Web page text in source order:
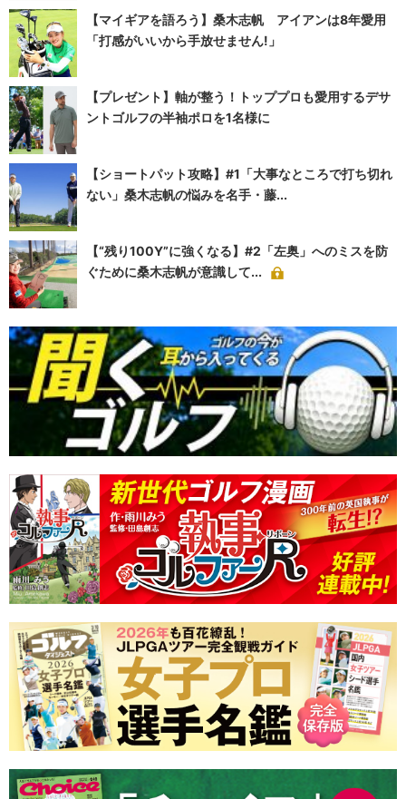
【マイギアを語ろう】桑木志帆 アイアンは8年愛用
「打感がいいから手放せません!」
【プレゼント】軸が整う！トッププロも愛用するデサ
ントゴルフの半袖ポロを1名様に
【ショートパット攻略】#1「大事なところで打ち切れ
ない」桑木志帆の悩みを名手・藤...
【“残り100Y”に強くなる】#2「左奥」へのミスを防
ぐために桑木志帆が意識して...